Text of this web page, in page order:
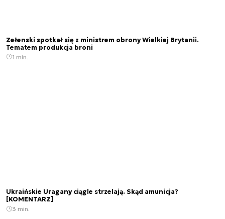
Zełenski spotkał się z ministrem obrony Wielkiej Brytanii.
Tematem produkcja broni
1 min.
Ukraińskie Uragany ciągle strzelają. Skąd amunicja?
[KOMENTARZ]
3 min.